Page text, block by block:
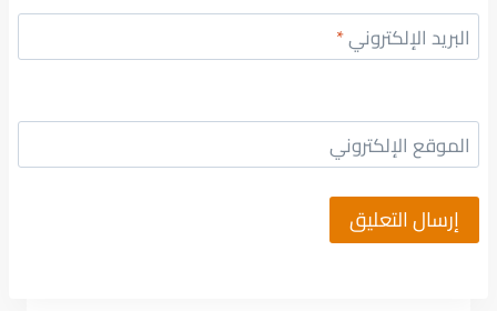
البريد الإلكتروني*
الموقع الإلكتروني